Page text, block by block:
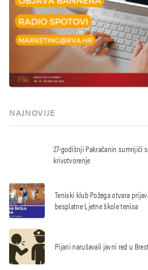
NAJNOVIJE
27-godišnji Pakračanin sumnjiči
krivotvorenje
Teniski klub Požega otvara
besplatne Ljetne škole tenisa
Pijani narušavali javni red u